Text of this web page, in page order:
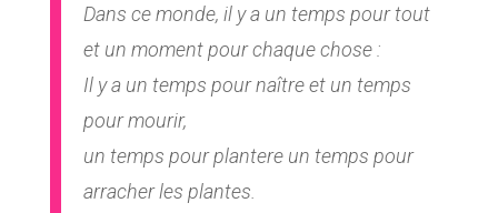
Dans ce monde, il y a un temps pour tout
et un moment pour chaque chose :
Il y a un temps pour naître et un temps
pour mourir,
un temps pour plantere un temps pour
arracher les plantes.